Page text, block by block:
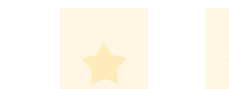
シゴデキで冷徹な上司が見せる素顔
※表紙も作中使用の画像も全てフリー
※執筆期間2026.6.3〜7.20完結です
※他サイトさんにて恋愛トレンド1位